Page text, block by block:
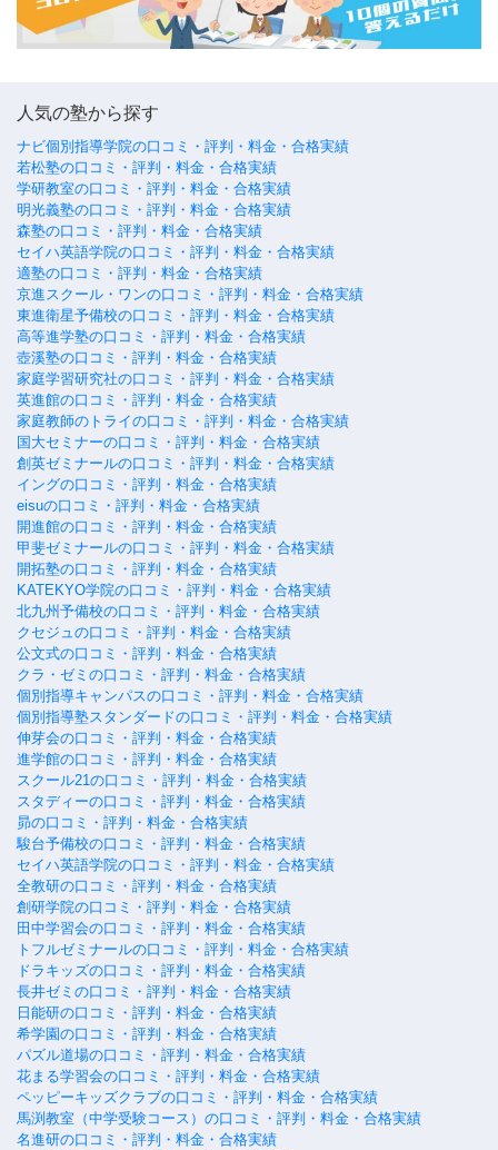
人気の塾から探す
ナビ個別指導学院の口コミ・評判・料金・合格実績
若松塾の口コミ・評判・料金・合格実績
学研教室の口コミ・評判・料金・合格実績
明光義塾の口コミ・評判・料金・合格実績
森塾の口コミ・評判・料金・合格実績
セイハ英語学院の口コミ・評判・料金・合格実績
適塾の口コミ・評判・料金・合格実績
京進スクール・ワンの口コミ・評判・料金・合格実績
東進衛星予備校の口コミ・評判・料金・合格実績
高等進学塾の口コミ・評判・料金・合格実績
壺溪塾の口コミ・評判・料金・合格実績
家庭学習研究社の口コミ・評判・料金・合格実績
英進館の口コミ・評判・料金・合格実績
家庭教師のトライの口コミ・評判・料金・合格実績
国大セミナーの口コミ・評判・料金・合格実績
創英ゼミナールの口コミ・評判・料金・合格実績
イングの口コミ・評判・料金・合格実績
eisuの口コミ・評判・料金・合格実績
開進館の口コミ・評判・料金・合格実績
甲斐ゼミナールの口コミ・評判・料金・合格実績
開拓塾の口コミ・評判・料金・合格実績
KATEKYO学院の口コミ・評判・料金・合格実績
北九州予備校の口コミ・評判・料金・合格実績
クセジュの口コミ・評判・料金・合格実績
公文式の口コミ・評判・料金・合格実績
クラ・ゼミの口コミ・評判・料金・合格実績
個別指導キャンパスの口コミ・評判・料金・合格実績
個別指導塾スタンダードの口コミ・評判・料金・合格実績
伸芽会の口コミ・評判・料金・合格実績
進学館の口コミ・評判・料金・合格実績
スクール21の口コミ・評判・料金・合格実績
スタディーの口コミ・評判・料金・合格実績
昴の口コミ・評判・料金・合格実績
駿台予備校の口コミ・評判・料金・合格実績
セイハ英語学院の口コミ・評判・料金・合格実績
全教研の口コミ・評判・料金・合格実績
創研学院の口コミ・評判・料金・合格実績
田中学習会の口コミ・評判・料金・合格実績
トフルゼミナールの口コミ・評判・料金・合格実績
ドラキッズの口コミ・評判・料金・合格実績
長井ゼミの口コミ・評判・料金・合格実績
日能研の口コミ・評判・料金・合格実績
希学園の口コミ・評判・料金・合格実績
パズル道場の口コミ・評判・料金・合格実績
花まる学習会の口コミ・評判・料金・合格実績
ペッピーキッズクラブの口コミ・評判・料金・合格実績
馬渕教室（中学受験コース）の口コミ・評判・料金・合格実績
名進研の口コミ・評判・料金・合格実績